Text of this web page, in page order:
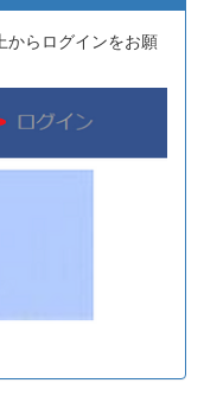
からログインをお願